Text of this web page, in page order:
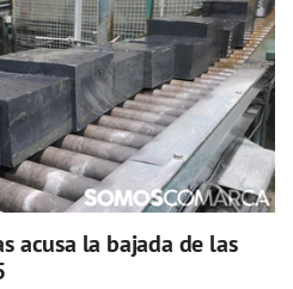
acusa la bajada de las